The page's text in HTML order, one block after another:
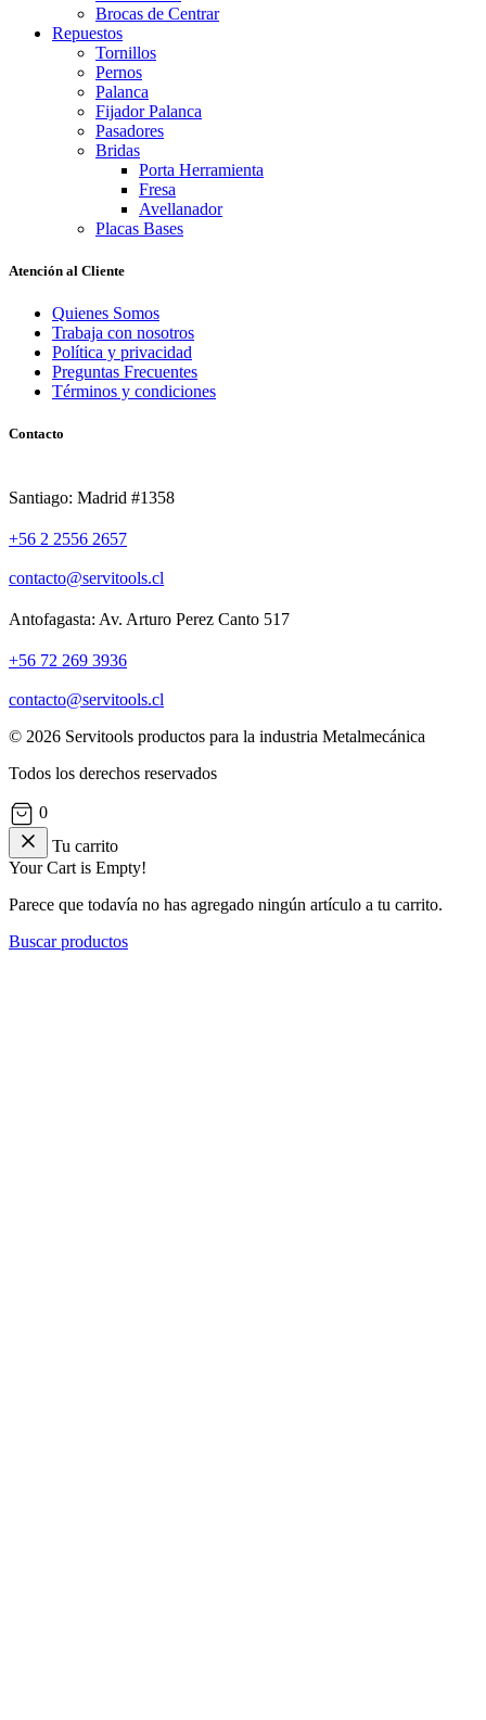
Brocas de Centrar
Repuestos
Tornillos
Pernos
Palanca
Fijador Palanca
Pasadores
Bridas
Porta Herramienta
Fresa
Avellanador
Placas Bases
Atención al Cliente
Quienes Somos
Trabaja con nosotros
Política y privacidad
Preguntas Frecuentes
Términos y condiciones
Contacto
Santiago: Madrid #1358
+56 2 2556 2657
contacto@servitools.cl
Antofagasta: Av. Arturo Perez Canto 517
+56 72 269 3936
contacto@servitools.cl
© 2026 Servitools productos para la industria Metalmecánica
Todos los derechos reservados
0
Tu carrito
Your Cart is Empty!
Parece que todavía no has agregado ningún artículo a tu carrito.
Buscar productos